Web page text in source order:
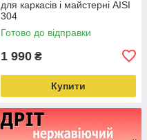
для каркасів і майстерні AISI
304
Готово до відправки
1 990 ₴
Купити